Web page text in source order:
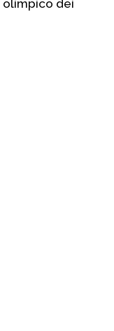
olimpico dei